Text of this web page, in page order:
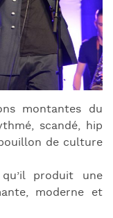
montantes du
scandé, hip
de culture
produit une
moderne et